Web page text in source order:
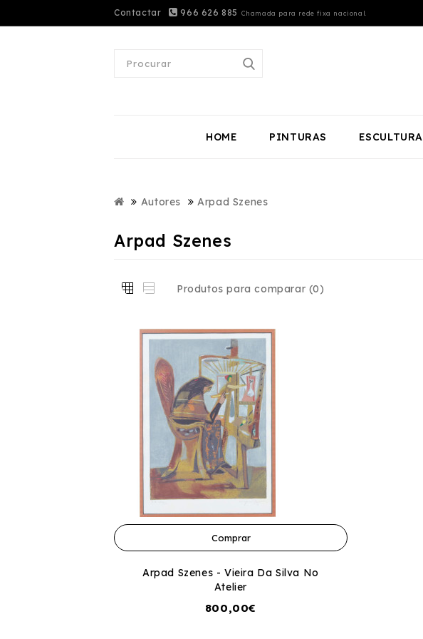
Contactar 966 626 885 Chamada para rede fixa nacional.
HOME PINTURAS ESCULTURA
Autores Arpad Szenes
Arpad Szenes
Produtos para comparar (0)
Comprar
Arpad Szenes - Vieira Da Silva No
Atelier
800,00€